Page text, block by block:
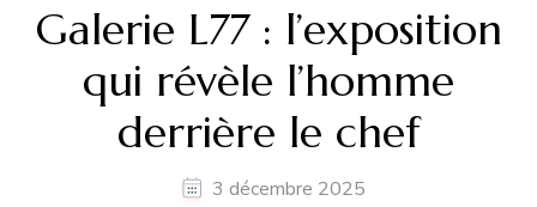
Galerie L77 : l’exposition
qui révèle l’homme
derrière le chef
3 décembre 2025